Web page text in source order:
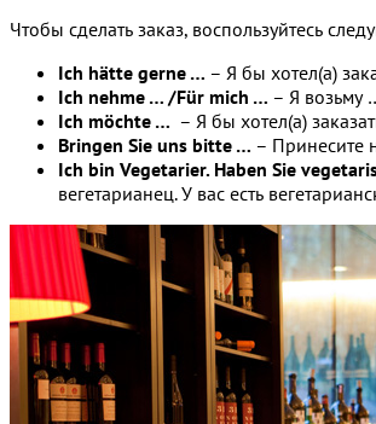
Чтобы сделать заказ, воспользуйтесь
Ich hätte gerne … – Я бы хотел(а)
Ich nehme … /Für mich … – Я возьму
Ich möchte … – Я бы хотел(а)
Bringen Sie uns bitte … – Принесите
Ich bin Vegetarier. Haben Sie
вегетарианец. У вас есть